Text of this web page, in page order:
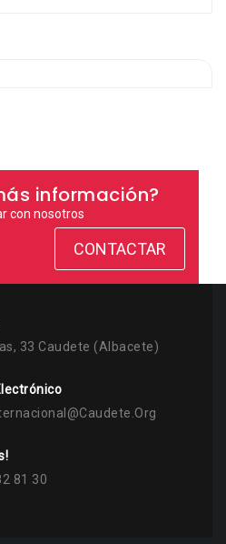
información?
con nosotros
CONTACTAR
33 Caudete (Albacete)
81 30